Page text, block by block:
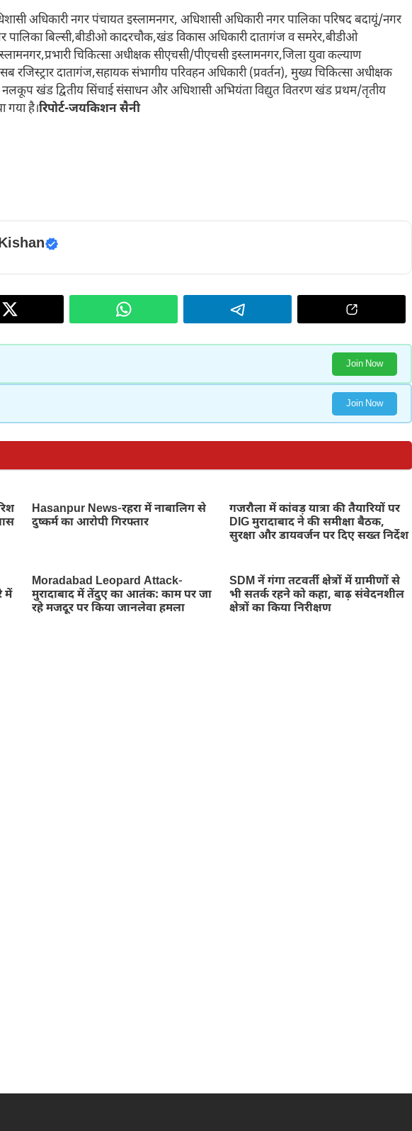
अधिकारी नगर पंचायत इस्लामनगर, अधिशासी अधिकारी नगर पालिका परिषद बदायूं/नगर
पालिका बिल्सी,बीडीओ कादरचौक,खंड विकास अधिकारी दातागंज व समरेर,बीडीओ
चिकित्सा अधीक्षक सीएचसी/पीएचसी इस्लामनगर,जिला युवा कल्याण
रजिस्ट्रार दातागंज,सहायक संभागीय परिवहन अधिकारी (प्रवर्तन), मुख्य चिकित्सा अधीक्षक
खंड द्वितीय सिंचाई संसाधन और अधिशासी अभियंता विद्युत वितरण खंड प्रथम/तृतीय
गया है।रिपोर्ट-जयकिशन सैनी
Join Now
Join Now
Hasanpur News-रहरा में नाबालिग से
दुष्कर्म का आरोपी गिरफ्तार
गजरौला में कांवड़ यात्रा की तैयारियों पर
DIG मुरादाबाद ने की समीक्षा बैठक,
सुरक्षा और डायवर्जन पर दिए सख्त निर्देश
में
Moradabad Leopard Attack-
मुरादाबाद में तेंदुए का आतंक: काम पर जा
रहे मजदूर पर किया जानलेवा हमला
SDM नें गंगा तटवर्ती क्षेत्रों में ग्रामीणों से
भी सतर्क रहने को कहा, बाढ़ संवेदनशील
क्षेत्रों का किया निरीक्षण